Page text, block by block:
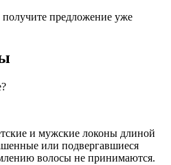
предложение уже
и мужские локоны длиной
или подвергавшиеся
волосы не принимаются.